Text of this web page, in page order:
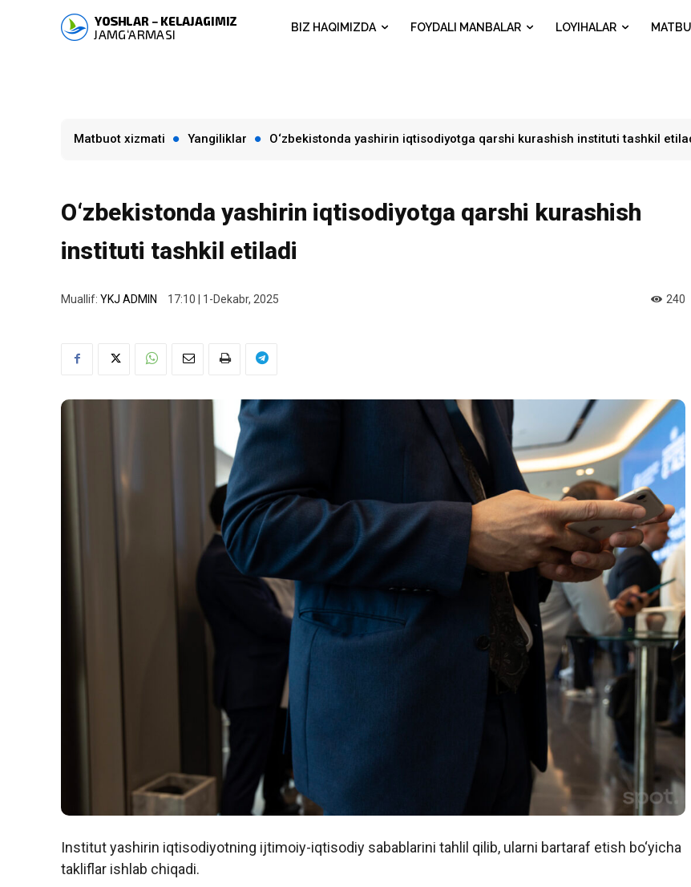
BIZ HAQIMIZDA FOYDALI MANBALAR LOYIHALAR
Matbuot xizmati Yangiliklar O‘zbekistonda yashirin iqtisodiyotga qarshi kurashish instituti tashkil
O‘zbekistonda yashirin iqtisodiyotga qarshi kurashish
instituti tashkil etiladi
Muallif: YKJ ADMIN 17:10 | 1-Dekabr, 2025 240
Institut yashirin iqtisodiyotning ijtimoiy-iqtisodiy sabablarini tahlil qilib, ularni bartaraf etish bo‘yicha
takliflar ishlab chiqadi.